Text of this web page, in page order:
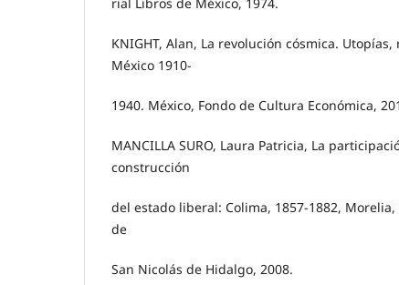
KNIGHT, Alan, La revolución cósmica.
México 1910-
1940. México, Fondo de Cultura Económica,
MANCILLA SURO, Laura Patricia, La
construcción
del estado liberal: Colima, 1857-1882,
de
San Nicolás de Hidalgo, 2008.